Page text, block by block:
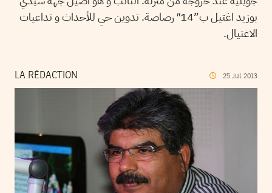
بوزيد اغتيل ب”14″ رصاصة. تدوين حي للأحداث و تداعيات
الاغتيال.
LA RÉDACTION 25 Jul 2013